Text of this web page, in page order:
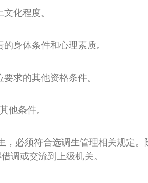
化程度。
身体条件和心理素质。
求的其他资格条件。
他条件。
，必须符合选调生管理相关规定
调或交流到上级机关。